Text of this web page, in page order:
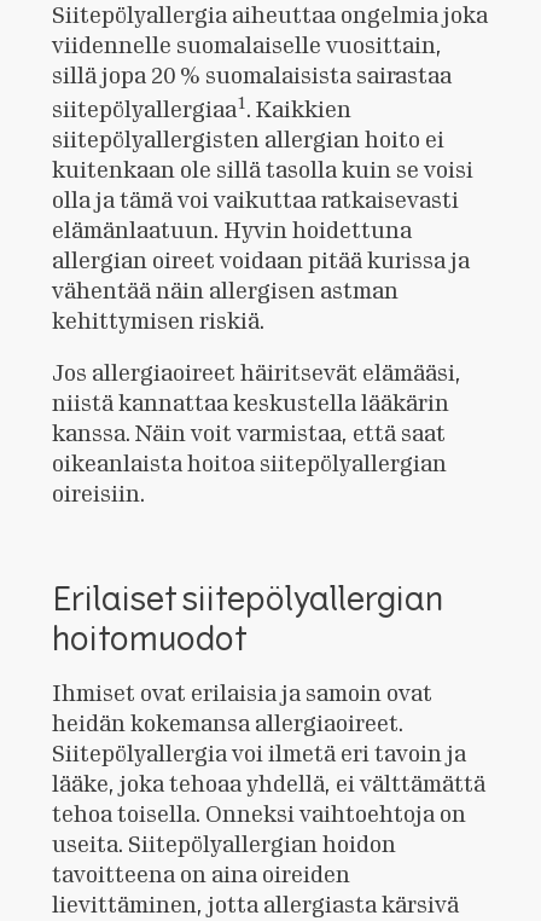
Siitepölyallergia aiheuttaa ongelmia joka
viidennelle suomalaiselle vuosittain,
sillä jopa 20 % suomalaisista sairastaa
siitepölyallergiaa1. Kaikkien
siitepölyallergisten allergian hoito ei
kuitenkaan ole sillä tasolla kuin se voisi
olla ja tämä voi vaikuttaa ratkaisevasti
elämänlaatuun. Hyvin hoidettuna
allergian oireet voidaan pitää kurissa ja
vähentää näin allergisen astman
kehittymisen riskiä.
Jos allergiaoireet häiritsevät elämääsi,
niistä kannattaa keskustella lääkärin
kanssa. Näin voit varmistaa, että saat
oikeanlaista hoitoa siitepölyallergian
oireisiin.
Erilaiset siitepölyallergian
hoitomuodot
Ihmiset ovat erilaisia ja samoin ovat
heidän kokemansa allergiaoireet.
Siitepölyallergia voi ilmetä eri tavoin ja
lääke, joka tehoaa yhdellä, ei välttämättä
tehoa toisella. Onneksi vaihtoehtoja on
useita. Siitepölyallergian hoidon
tavoitteena on aina oireiden
lievittäminen, jotta allergiasta kärsivä